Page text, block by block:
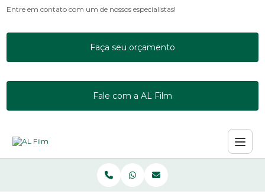
Entre em contato com um de nossos especialistas!
Faça seu orçamento
Fale com a AL Film